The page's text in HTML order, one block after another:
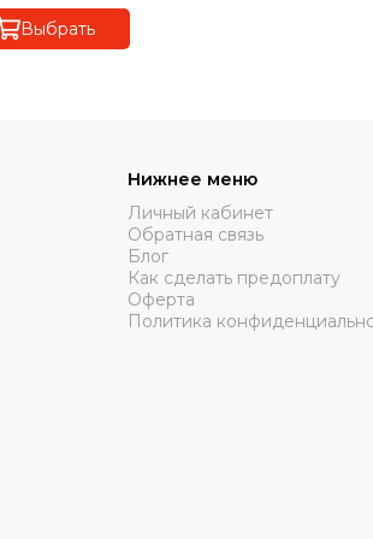
Выбрать
Нижнее меню
Личный кабинет
Обратная связь
Блог
Как сделать предоплату
Оферта
Политика